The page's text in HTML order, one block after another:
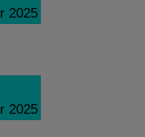
2025
2025